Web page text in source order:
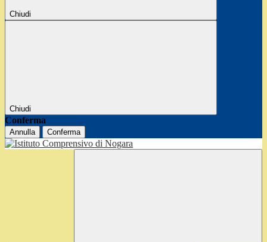
Chiudi
Chiudi
Conferma
Annulla Conferma